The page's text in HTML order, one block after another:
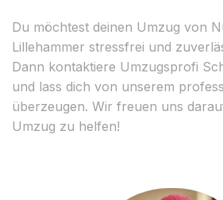
Du möchtest deinen Umzug von
Lillehammer stressfrei und
Dann kontaktiere Umzugsprofi
und lass dich von unserem
überzeugen. Wir freuen uns
Umzug zu helfen!